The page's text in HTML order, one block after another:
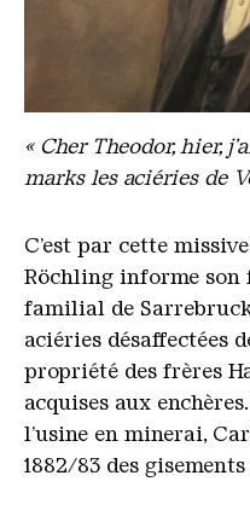
Carl, Röchling,
Copyright: Familie
« Cher Theodor, hier,
marks les aciéries de
C’est par cette
Röchling informe son
familial de
aciéries désaffectées
propriété des frères
acquises aux
l’usine en minerai,
1882/83 des